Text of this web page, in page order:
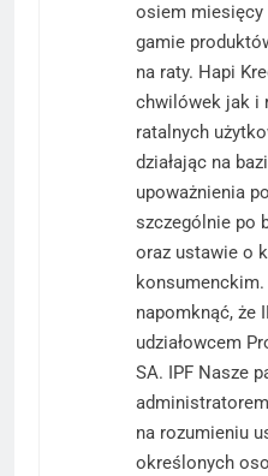
osiem miesięcy
gamie
na raty. Hapi
chwilówek jak i
ratalnych
działając na
upoważnienia
szczególnie po
oraz ustawie o
napomknąć, że
udziałowcem
SA. IPF Nasze
na rozumieniu
określonych